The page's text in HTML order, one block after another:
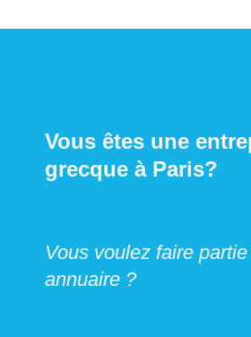
Vous êtes une
grecque à Paris?
Vous voulez faire
annuaire ?